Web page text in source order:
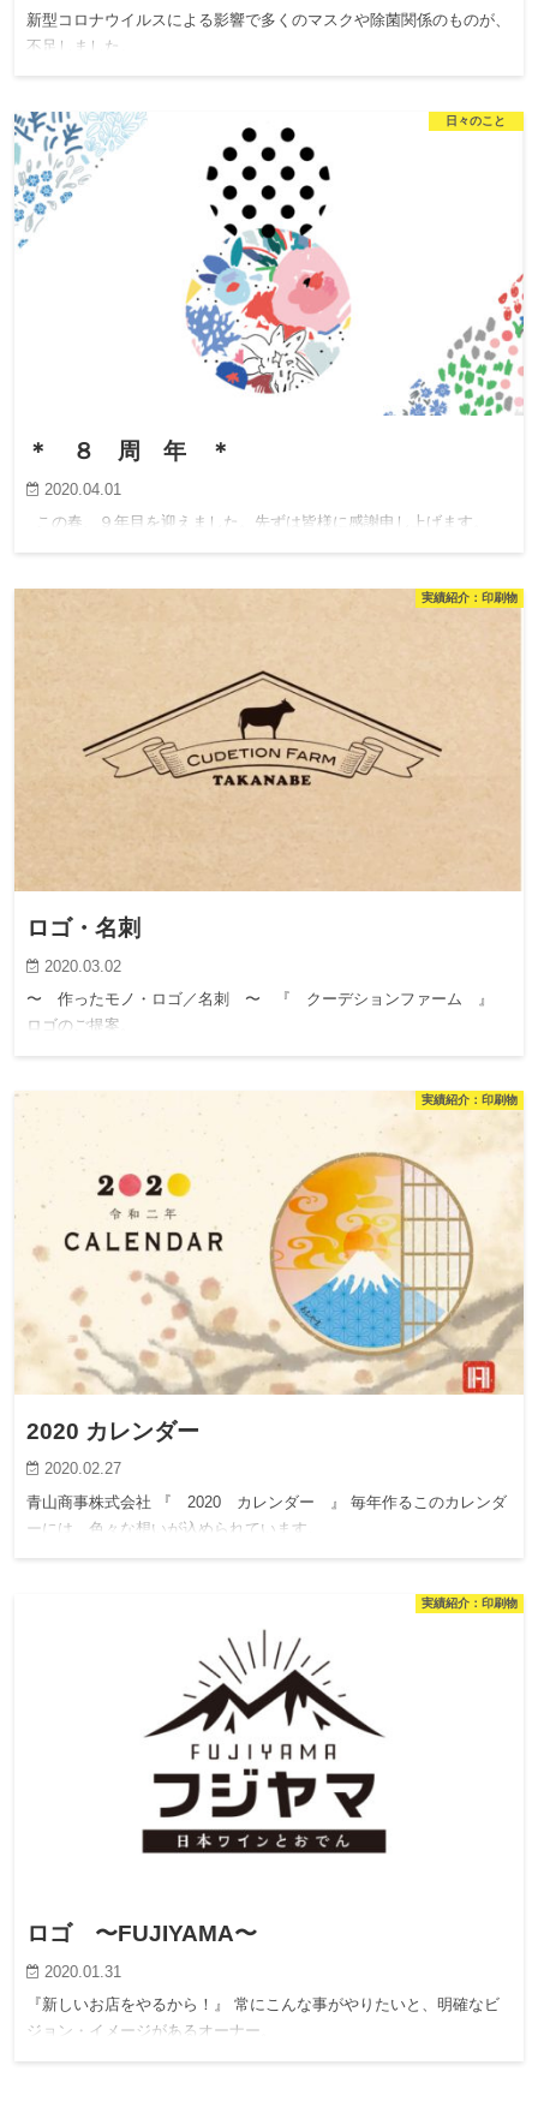
新型コロナウイルスによる影響で多くのマスクや除菌関係のものが、
不足しました。
日々のこと
＊ ８ 周 年 ＊
2020.04.01
この春、９年目を迎えました。先ずは皆様に感謝申し上げます。
実績紹介：印刷物
ロゴ・名刺
2020.03.02
〜 作ったモノ・ロゴ／名刺 〜 『 クーデションファーム 』
ロゴのご提案。
実績紹介：印刷物
2020 カレンダー
2020.02.27
青山商事株式会社 『 2020 カレンダー 』 毎年作るこのカレンダ
ーには、色々な想いが込められています。
実績紹介：印刷物
ロゴ 〜FUJIYAMA〜
2020.01.31
『新しいお店をやるから！』 常にこんな事がやりたいと、明確なビ
ジョン・イメージがあるオーナー。